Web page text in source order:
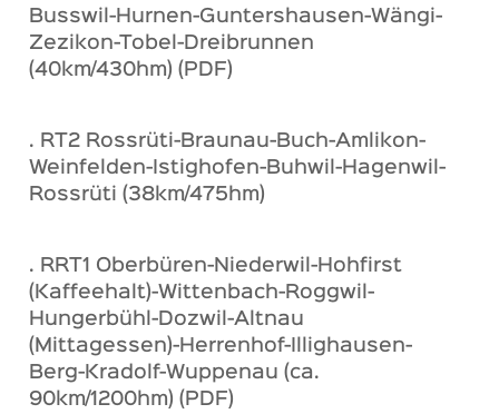
Busswil-Hurnen-Guntershausen-Wängi-
Zezikon-Tobel-Dreibrunnen
(40km/430hm) (PDF)
. RT2 Rossrüti-Braunau-Buch-Amlikon-
Weinfelden-Istighofen-Buhwil-Hagenwil-
Rossrüti (38km/475hm)
. RRT1 Oberbüren-Niederwil-Hohfirst
(Kaffeehalt)-Wittenbach-Roggwil-
Hungerbühl-Dozwil-Altnau
(Mittagessen)-Herrenhof-Illighausen-
Berg-Kradolf-Wuppenau (ca.
90km/1200hm) (PDF)